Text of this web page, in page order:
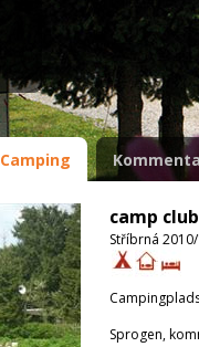
Camping
camp
Stříbrná
Sprogen,